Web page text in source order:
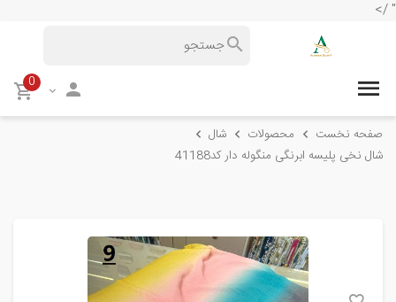
" />
0
صفحه نخست محصولات
شال
شال نخی پلیسه ابرنگی منگوله دار کد41188